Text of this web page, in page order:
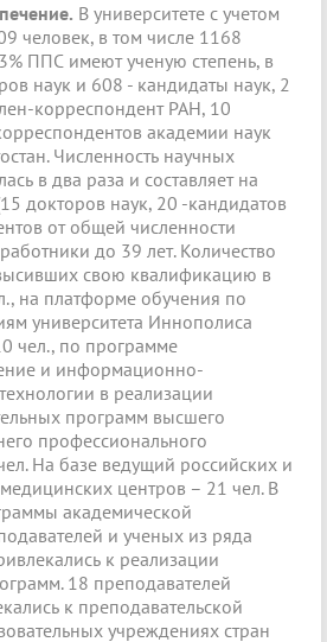
В университете с учетом
человек, в том числе 1168
ППС имеют ученую степень, в
наук и 608 - кандидаты наук, 2
корреспондент РАН, 10
академии наук
Численность научных
в два раза и составляет на
докторов наук, 20 -кандидатов
от общей численности
до 39 лет. Количество
свою квалификацию в
на платформе обучения по
университета Иннополиса
чел., по программе
и информационно-
в реализации
программ высшего
профессионального
На базе ведущий российских и
центров – 21 чел. В
академической
и ученых из ряда
к реализации
18 преподавателей
к преподавательской
учреждениях стран